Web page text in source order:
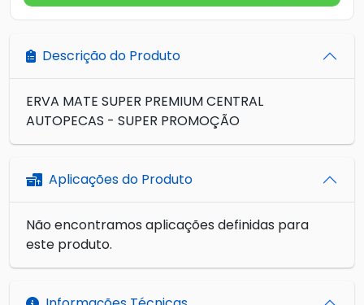
Descrição do Produto
ERVA MATE SUPER PREMIUM CENTRAL
AUTOPECAS - SUPER PROMOÇÃO
Aplicações do Produto
Não encontramos aplicações definidas para
este produto.